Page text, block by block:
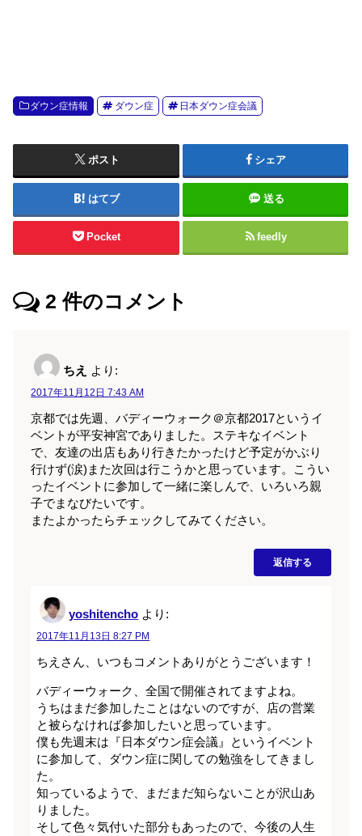
ダウン症情報 ダウン症 日本ダウン症会議
ポスト シェア
はてブ 送る
Pocket feedly
2 件のコメント
ちえ より:
2017年11月12日 7:43 AM
京都では先週、バディーウォーク＠京都2017というイ
ベントが平安神宮でありました。ステキなイベント
で、友達の出店もあり行きたかったけど予定がかぶり
行けず(涙)また次回は行こうかと思っています。こうい
ったイベントに参加して一緒に楽しんで、いろいろ親
子でまなびたいです。
またよかったらチェックしてみてください。
返信する
yoshitencho より:
2017年11月13日 8:27 PM
ちえさん、いつもコメントありがとうございます！
バディーウォーク、全国で開催されてますよね。
うちはまだ参加したことはないのですが、店の営業
と被らなければ参加したいと思っています。
僕も先週末は『日本ダウン症会議』というイベント
に参加して、ダウン症に関しての勉強をしてきまし
た。
知っているようで、まだまだ知らないことが沢山あ
りました。
そして色々気付いた部分もあったので、今後の人生